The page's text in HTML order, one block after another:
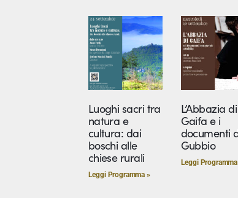
Luoghi sacri tra
natura e
cultura: dai
boschi alle
chiese rurali
Leggi Programma »
L’Abbazia di
Gaifa e i
documenti
Gubbio
Leggi